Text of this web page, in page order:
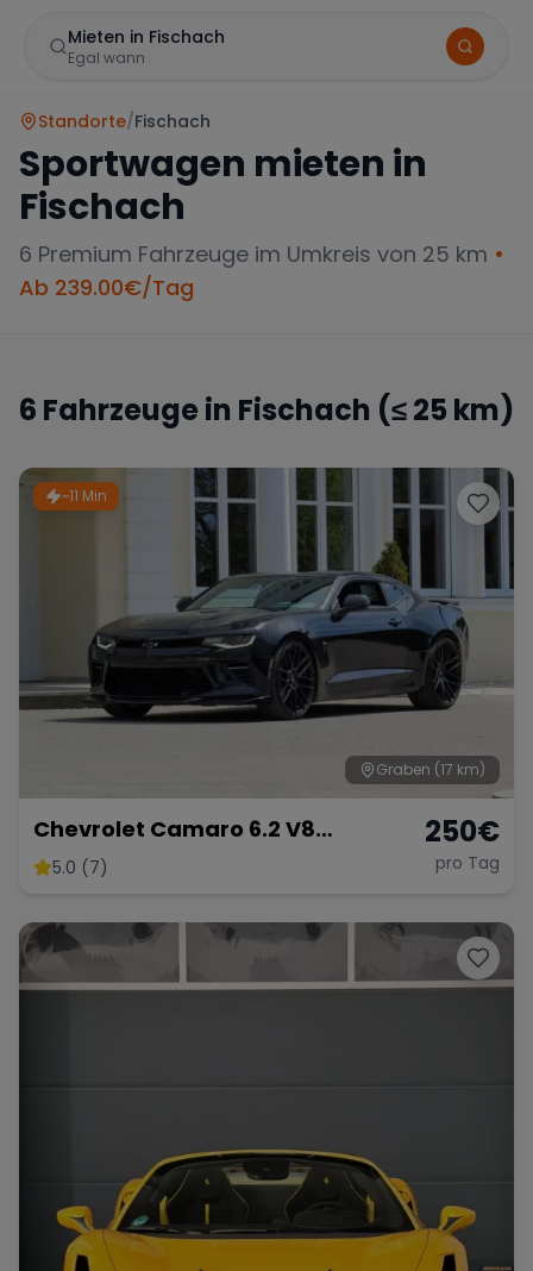
Mieten in Fischach
Egal wann
Ferrari
McLaren Ford Jaguar
Tesla Chevrolet Dodge
Bentley Rolls Royce Aston Martin
Range Rover Corvette
Wann
Zeitraum wählen
Standorte/Fischach
Sportwagen mieten in
Fischach
6 Premium Fahrzeuge im Umkreis von 25 km •
Ab 239.00€/Tag
6 Fahrzeuge in Fischach (≤ 25 km)
~11 Min
Graben (17 km)
Chevrolet Camaro 6.2 V8
Customkingz
5.0 (7)
250€
pro Tag